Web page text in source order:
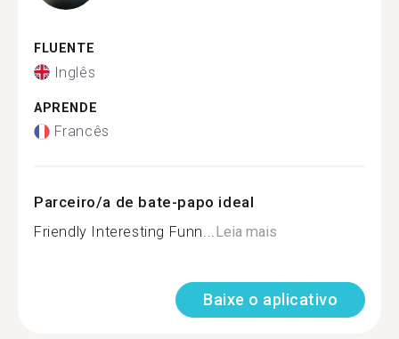
FLUENTE
Inglês
APRENDE
Francês
Parceiro/a de bate-papo ideal
Friendly Interesting Funn...Leia mais
Baixe o aplicativo